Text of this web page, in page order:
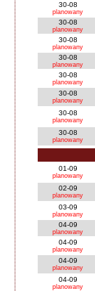
30-08
planowany
30-08
planowany
30-08
planowany
30-08
planowany
30-08
planowany
30-08
planowany
30-08
planowany
30-08
planowany
01-09
planowany
02-09
planowany
03-09
planowany
04-09
planowany
04-09
planowany
04-09
planowany
04-09
planowany